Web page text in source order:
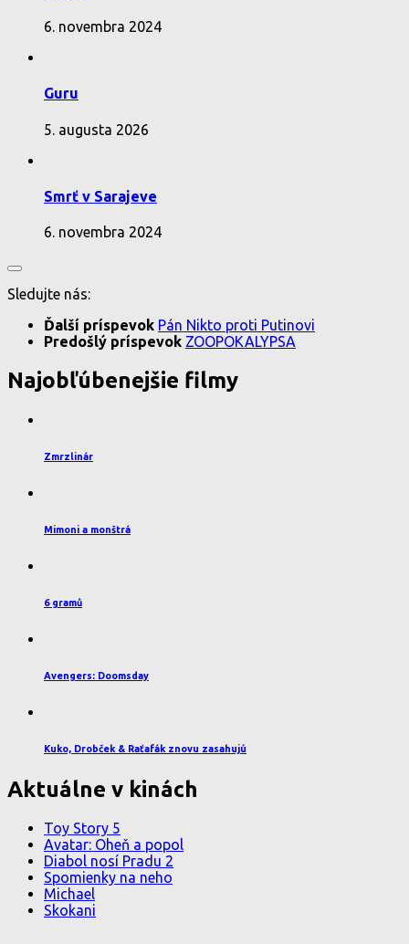
6. novembra 2024
Guru
5. augusta 2026
Smrť v Sarajeve
6. novembra 2024
Sledujte nás:
Ďalší príspevok Pán Nikto proti Putinovi
Predošlý príspevok ZOOPOKALYPSA
Najobľúbenejšie filmy
Zmrzlinár
Mimoni a monštrá
6 gramů
Avengers: Doomsday
Kuko, Drobček & Raťafák znovu zasahujú
Aktuálne v kinách
Toy Story 5
Avatar: Oheň a popol
Diabol nosí Pradu 2
Spomienky na neho
Michael
Skokani